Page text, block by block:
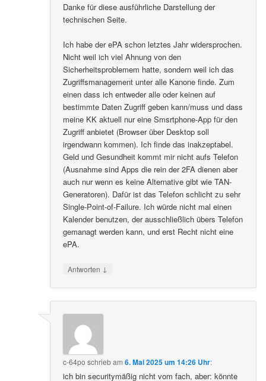
Danke für diese ausführliche Darstellung der
technischen Seite.
Ich habe der ePA schon letztes Jahr widersprochen.
Nicht weil ich viel Ahnung von den
Sicherheitsproblemem hatte, sondern weil ich das
Zugriffsmanagement unter alle Kanone finde. Zum
einen dass ich entweder alle oder keinen auf
bestimmte Daten Zugriff geben kann/muss und dass
meine KK aktuell nur eine Smsrtphone-App für den
Zugriff anbietet (Browser über Desktop soll
irgendwann kommen). Ich finde das inakzeptabel.
Geld und Gesundheit kommt mir nicht aufs Telefon
(Ausnahme sind Apps die rein der 2FA dienen aber
auch nur wenn es keine Alternative gibt wie TAN-
Generatoren). Dafür ist das Telefon schlicht zu sehr
Single-Point-of-Failure. Ich würde nicht mal einen
Kalender benutzen, der ausschließlich übers Telefon
gemanagt werden kann, und erst Recht nicht eine
ePA.
Antworten ↓
c-64po schriebam6. Mai 2025 um 14:26 Uhr:
ich bin securitymäßig nicht vom fach, aber: könnte